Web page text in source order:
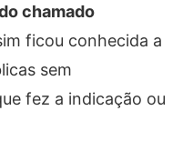
chamado
ficou conhecida a
sem
fez a indicação ou